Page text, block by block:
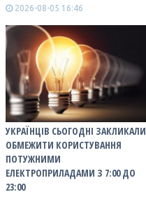
2026-08-05 16:46
УКРАЇНЦІВ СЬОГОДНІ ЗАКЛИКАЛИ
ОБМЕЖИТИ КОРИСТУВАННЯ
ПОТУЖНИМИ
ЕЛЕКТРОПРИЛАДАМИ З 7:00 ДО
23:00